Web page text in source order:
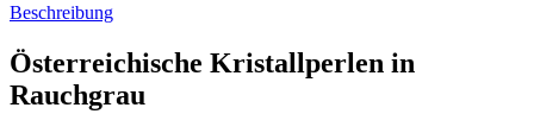
Beschreibung
Österreichische Kristallperlen in
Rauchgrau